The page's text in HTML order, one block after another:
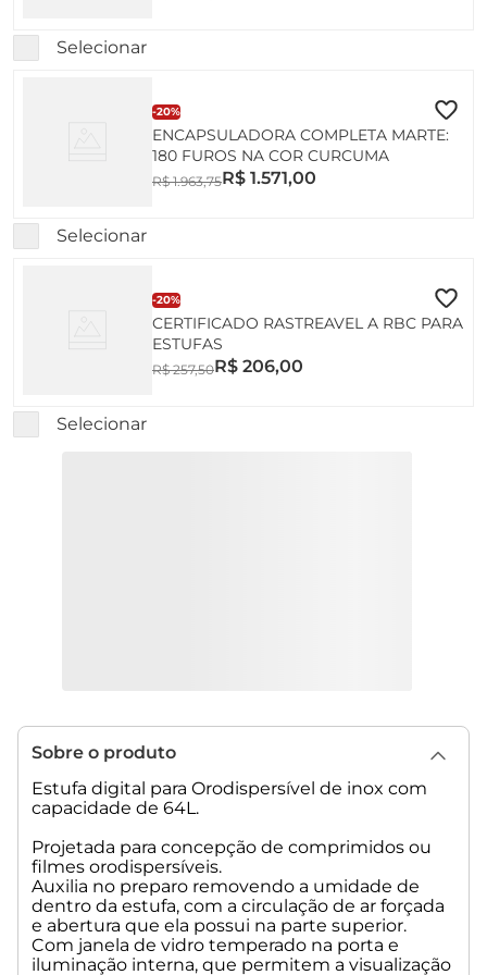
Marca Marte.
Selecionar
-20%
ENCAPSULADORA COMPLETA MARTE:
180 FUROS NA COR CURCUMA
R$ 1.963,75R$ 1.571,00
Selecionar
-20%
CERTIFICADO RASTREAVEL A RBC PARA
ESTUFAS
R$ 257,50R$ 206,00
Selecionar
Sobre o produto
Estufa digital para Orodispersível de inox com
capacidade de 64L.
Projetada para concepção de comprimidos ou
filmes orodispersíveis.
Auxilia no preparo removendo a umidade de
dentro da estufa, com a circulação de ar forçada
e abertura que ela possui na parte superior.
Com janela de vidro temperado na porta e
iluminação interna, que permitem a visualização